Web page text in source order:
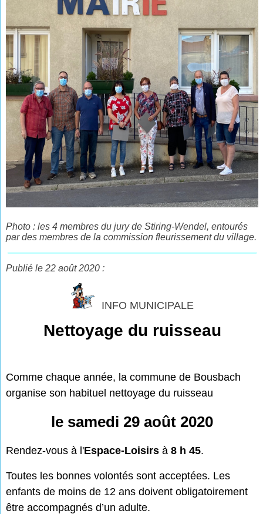
Photo : les 4 membres du jury de Stiring-Wendel, entourés
par des membres de la commission fleurissement du village.
Publié le 22 août 2020 :
INFO MUNICIPALE
Nettoyage du ruisseau
Comme chaque année, la commune de Bousbach
organise son habituel nettoyage du ruisseau
le samedi 29 août 2020
Rendez-vous à l'Espace-Loisirs à8 h 45.
Toutes les bonnes volontés sont acceptées. Les
enfants de moins de 12 ans doivent obligatoirement
être accompagnés d’un adulte.